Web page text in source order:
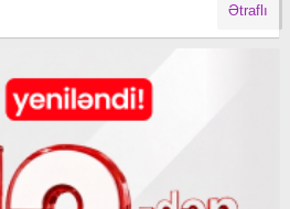
Ətraflı